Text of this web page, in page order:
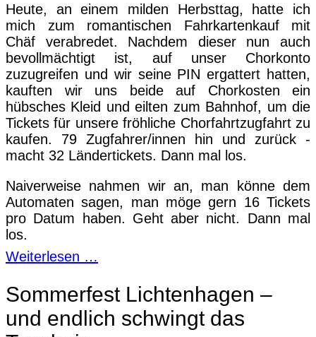
Heute, an einem milden Herbsttag, hatte ich
mich zum romantischen Fahrkartenkauf mit
Chäf verabredet. Nachdem dieser nun auch
bevollmächtigt ist, auf unser Chorkonto
zuzugreifen und wir seine PIN ergattert hatten,
kauften wir uns beide auf Chorkosten ein
hübsches Kleid und eilten zum Bahnhof, um die
Tickets für unsere fröhliche Chorfahrtzugfahrt zu
kaufen. 79 Zugfahrer/innen hin und zurück -
macht 32 Ländertickets. Dann mal los.
Naiverweise nahmen wir an, man könne dem
Automaten sagen, man möge gern 16 Tickets
pro Datum haben. Geht aber nicht. Dann mal
los.
Weiterlesen …
Sommerfest Lichtenhagen –
und endlich schwingt das